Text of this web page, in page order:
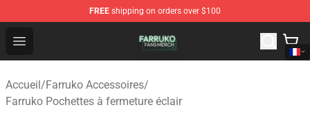
FREE shipping on orders over $100
Open menu
Farruko Shop - Official Farruko Merchandise Store
Accueil/Farruko Accessoires/
Farruko Pochettes à fermeture éclair